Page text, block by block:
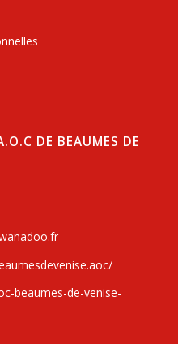
DE BEAUMES DE
beaumes-de-venise-